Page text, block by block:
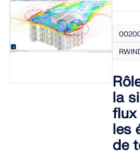
la
flux
les
de